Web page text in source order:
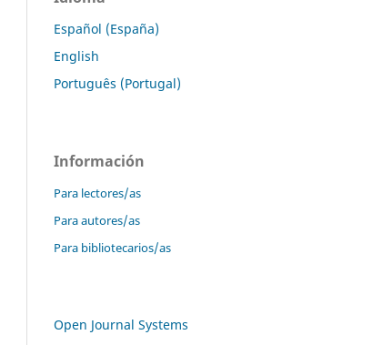
Español (España)
English
Português (Portugal)
Información
Para lectores/as
Para autores/as
Para bibliotecarios/as
Open Journal Systems